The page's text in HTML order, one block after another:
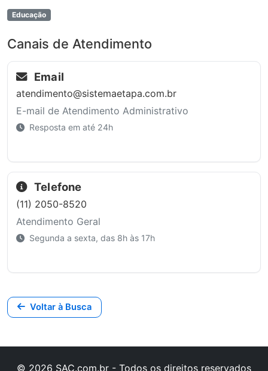
Educação
Canais de Atendimento
Email
atendimento@sistemaetapa.com.br
E-mail de Atendimento Administrativo
Resposta em até 24h
Telefone
(11) 2050-8520
Atendimento Geral
Segunda a sexta, das 8h às 17h
Voltar à Busca
© 2026 SAC.com.br - Todos os direitos reservados